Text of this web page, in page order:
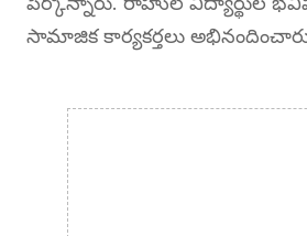
సామాజిక కార్యకర్తలు